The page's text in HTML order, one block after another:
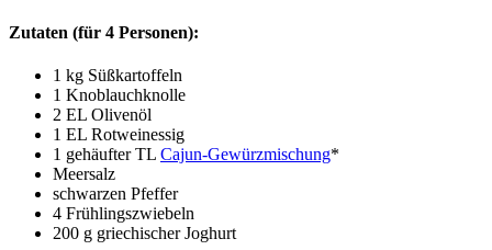
Zutaten (für 4 Personen):
1 kg Süßkartoffeln
1 Knoblauchknolle
2 EL Olivenöl
1 EL Rotweinessig
1 gehäufter TL Cajun-Gewürzmischung*
Meersalz
schwarzen Pfeffer
4 Frühlingszwiebeln
200 g griechischer Joghurt